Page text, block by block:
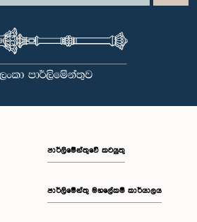
පාර්ලිමේන්තුවේ කටයුතු
පාර්ලිමේන්තු මහලේකම් කාර්යාලය